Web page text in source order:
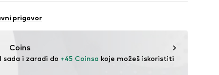
prigovor
Coins
sada i zaradi do +45 Coinsa koje možeš iskoristiti